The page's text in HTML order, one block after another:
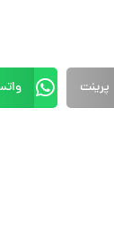
پرینت